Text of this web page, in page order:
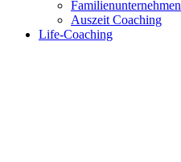
Familienunternehmen
Auszeit Coaching
Life-Coaching